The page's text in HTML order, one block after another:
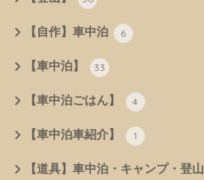
【自作】車中泊 6
【車中泊】 33
【車中泊ごはん】 4
【車中泊車紹介】 1
【道具】車中泊・キャンプ・登山